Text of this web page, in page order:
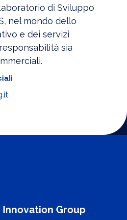
di Sviluppo
nel mondo dello
e dei servizi
sia
Innovation Group